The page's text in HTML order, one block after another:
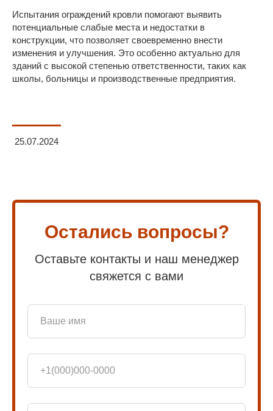
Испытания ограждений кровли помогают выявить
потенциальные слабые места и недостатки в
конструкции, что позволяет своевременно внести
изменения и улучшения. Это особенно актуально для
зданий с высокой степенью ответственности, таких как
школы, больницы и производственные предприятия.
25.07.2024
Остались вопросы?
Оставьте контакты и наш менеджер
свяжется с вами